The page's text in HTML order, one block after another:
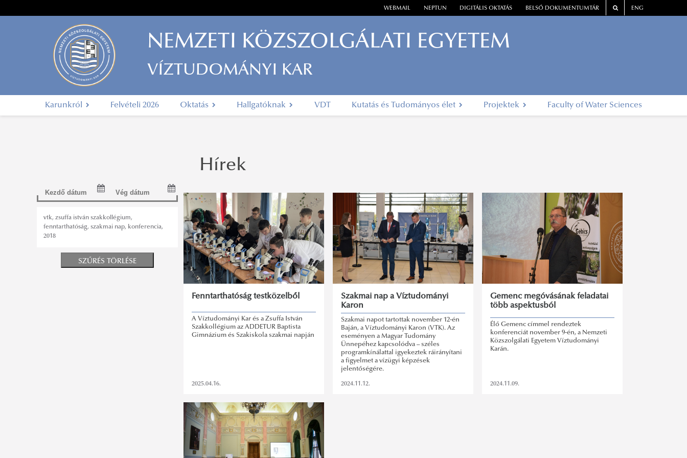
WEBMAIL NEPTUN DIGITÁLIS OKTATÁS BELSŐ DOKUMENTUMTÁR ENG
NEMZETI KÖZSZOLGÁLATI EGYETEM
VÍZTUDOMÁNYI KAR
Karunkról Felvételi 2026 Oktatás Hallgatóknak VDT Kutatás és Tudományos élet Projektek Faculty of Water Sciences
vtk, zsuffa istván szakkollégium,
fenntarthatóság, szakmai nap, konferencia,
2018
SZŰRÉS TÖRLÉSE
Hírek
Fenntarthatóság testközelből
A Víztudományi Kar és a Zsuffa István
Szakkollégium az ADDETUR Baptista
Gimnázium és Szakiskola szakmai napján
2025.04.16.
Szakmai nap a Víztudományi
Karon
Szakmai napot tartottak november 12-én
Baján, a Víztudományi Karon (VTK). Az
eseményen a Magyar Tudomány
Ünnepéhez kapcsolódva – széles
programkínálattal igyekeztek ráirányítani
a figyelmet a vízügyi képzések
jelentőségére.
2024.11.12.
Gemenc megóvásának feladatai
több aspektusból
Élő Gemenc címmel rendeztek
konferenciát november 9-én, a Nemzeti
Közszolgálati Egyetem Víztudományi
Karán.
2024.11.09.